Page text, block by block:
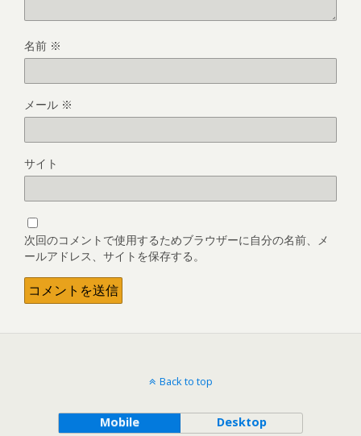
名前 ※
メール ※
サイト
次回のコメントで使用するためブラウザーに自分の名前、メ
ールアドレス、サイトを保存する。
Back to top
Mobile Desktop